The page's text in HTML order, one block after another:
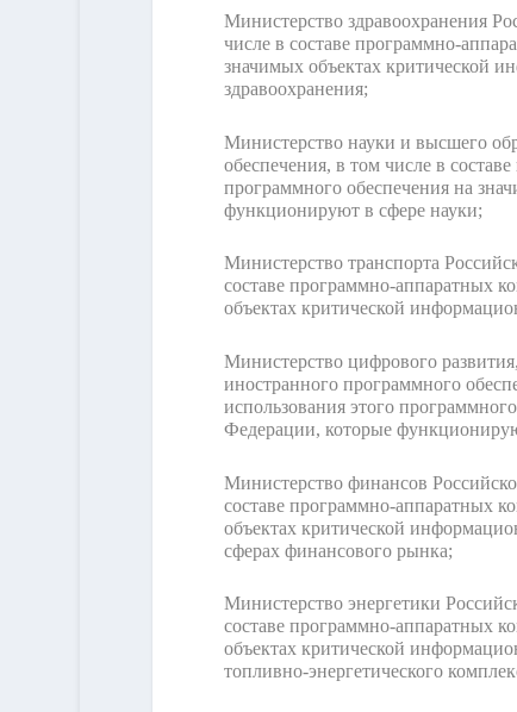
Министерство здравоохранения
числе в составе программно-
значимых объектах критической
здравоохранения;
Министерство науки и высшего
обеспечения, в том числе в
программного обеспечения на
функционируют в сфере науки;
Министерство транспорта
составе программно-аппаратных
объектах критической
Министерство цифрового
иностранного программного
использования этого
Федерации, которые
Министерство финансов
составе программно-аппаратных
объектах критической
сферах финансового рынка;
Министерство энергетики
составе программно-аппаратных
объектах критической
топливно-энергетического